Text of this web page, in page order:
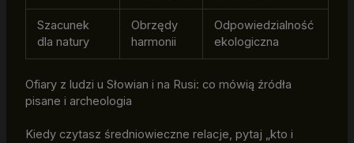
Szacunek
dla natury
Obrzędy
harmonii
Odpowiedzialność
ekologiczna
Ofiary z ludzi u Słowian i na Rusi: co mówią źródła
pisane i archeologia
Kiedy czytasz średniowieczne relacje, pytaj „kto i